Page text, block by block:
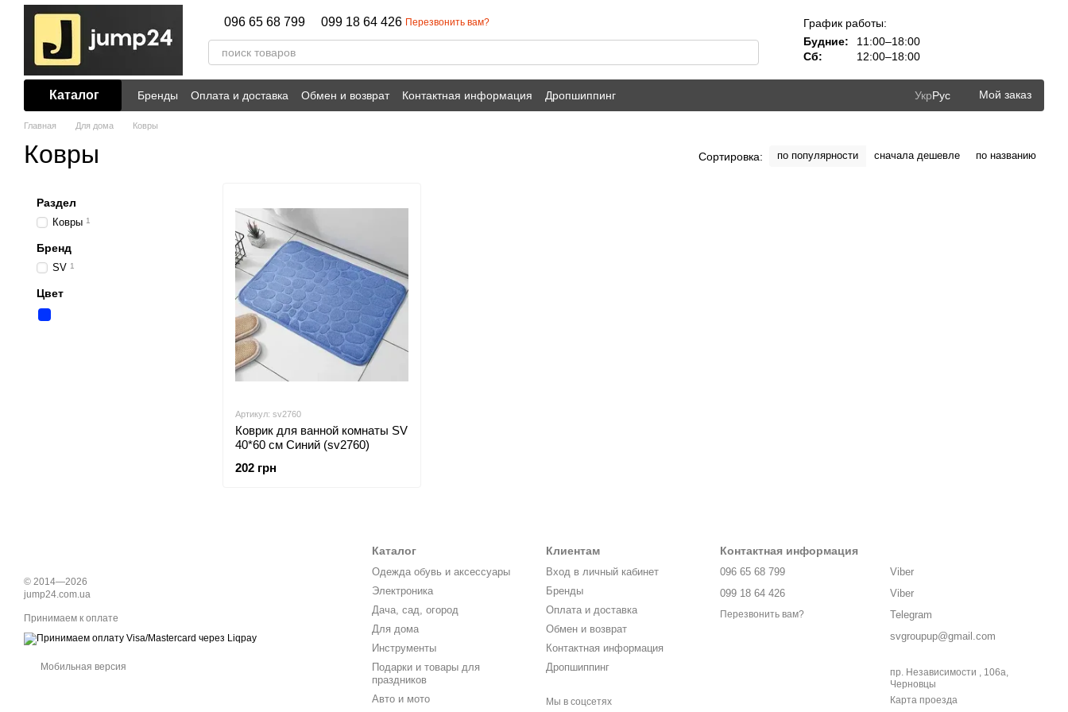
Перейти к основному контенту
096 65 68 799 099 18 64 426 Перезвонить вам?
График работы:
Будние:
11:00–18:00
Сб:
12:00–18:00
Каталог Бренды Оплата и доставка Обмен и возврат Контактная информация Дропшиппинг УкрРус Мой заказ
Главная Для дома Ковры
Ковры Сортировка: по популярности сначала дешевле по названию
Артикул: sv2760
Коврик для ванной комнаты SV
40*60 см Синий (sv2760)
202 грн
Раздел
Ковры 1
Бренд
SV 1
Цвет
© 2014—2026
jump24.com.ua
Принимаем к оплате
Мобильная версия
Каталог
Одежда обувь и аксессуары
Электроника
Дача, сад, огород
Для дома
Инструменты
Подарки и товары для
праздников
Авто и мото
Клиентам
Вход в личный кабинет
Бренды
Оплата и доставка
Обмен и возврат
Контактная информация
Дропшиппинг
Мы в соцсетях
Контактная информация
096 65 68 799
099 18 64 426
Перезвонить вам?
Viber
Viber
Telegram
svgroupup@gmail.com
пр. Независимости , 106а,
Черновцы
Карта проезда